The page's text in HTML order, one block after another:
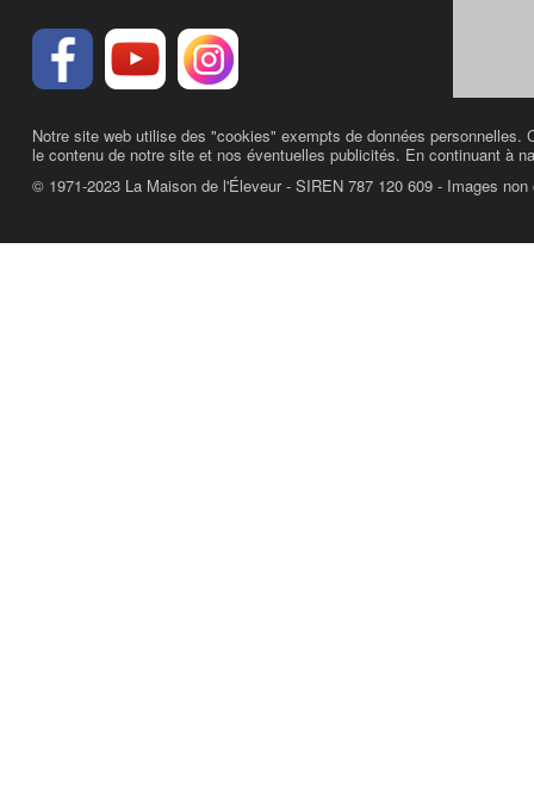
Notre site web utilise des "cookies" exempts de données
le contenu de notre site et nos éventuelles publicités. En continuant à
© 1971-2023 La Maison de l'Éleveur - SIREN 787 120 609 - Images